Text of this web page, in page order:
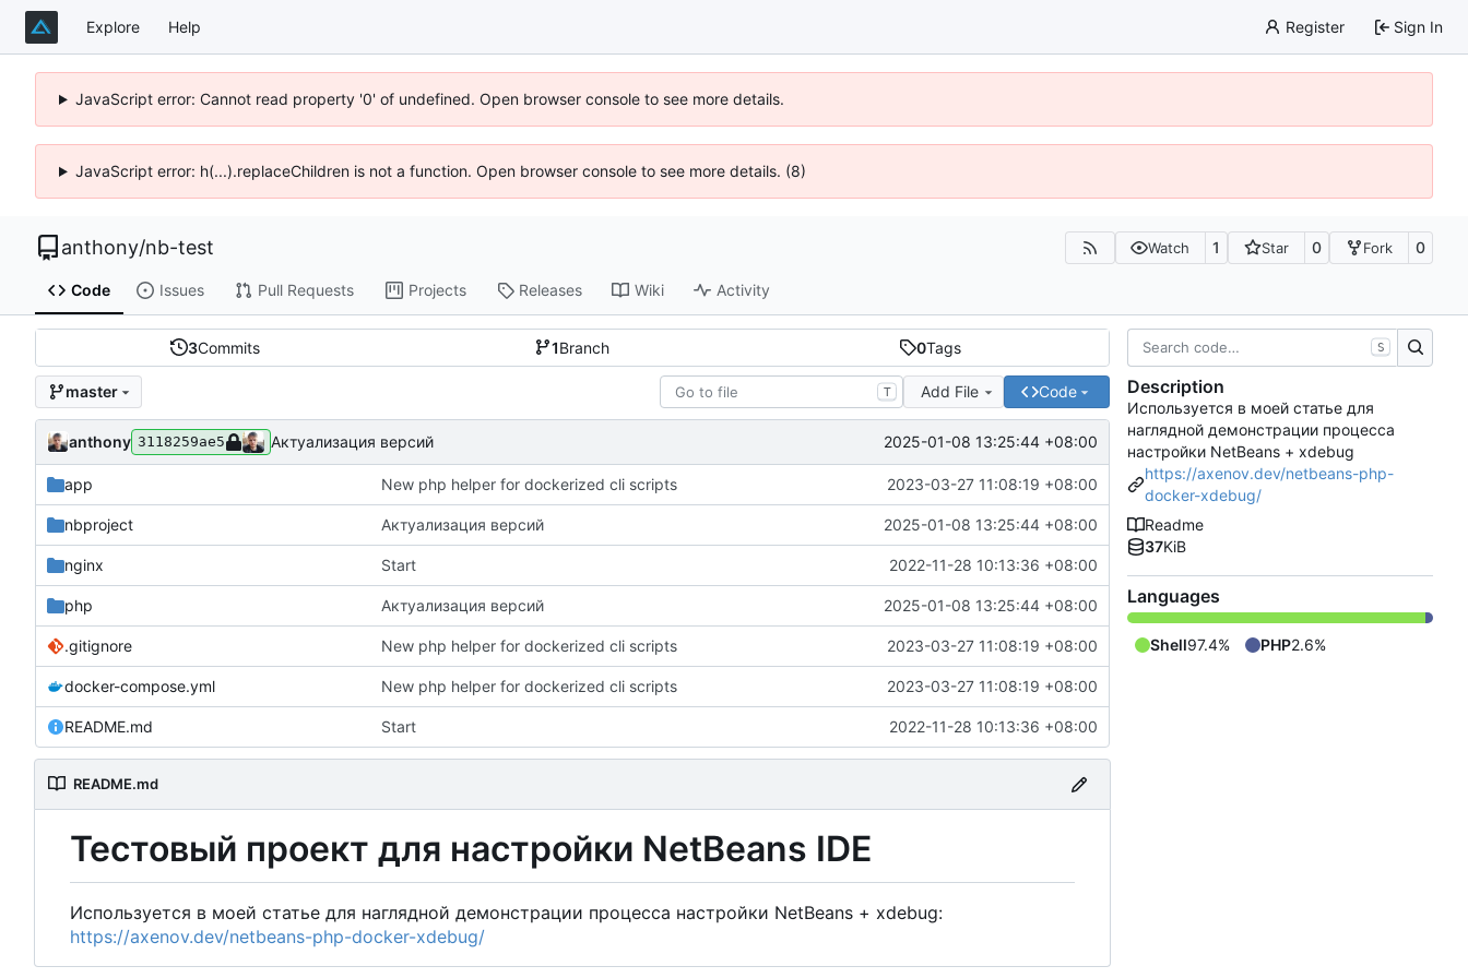
Explore Help Register Sign In
JavaScript error: Cannot read property '0' of undefined. Open browser console to see more details.
JavaScript error: h(...).replaceChildren is not a function. Open browser console to see more details. (8)
anthony/nb-test Watch 1 Star 0 Fork 0
Code Issues Pull Requests Projects Releases Wiki Activity
3Commits 1Branch 0Tags
master T Add File Code
anthony 3118259ae5 Актуализация версий 2025-01-08 13:25:44 +08:00
app New php helper for dockerized cli scripts 2023-03-27 11:08:19 +08:00
nbproject Актуализация версий 2025-01-08 13:25:44 +08:00
nginx Start 2022-11-28 10:13:36 +08:00
php Актуализация версий 2025-01-08 13:25:44 +08:00
.gitignore New php helper for dockerized cli scripts 2023-03-27 11:08:19 +08:00
docker-compose.yml New php helper for dockerized cli scripts 2023-03-27 11:08:19 +08:00
README.md Start 2022-11-28 10:13:36 +08:00
README.md
Тестовый проект для настройки NetBeans IDE
Используется в моей статье для наглядной демонстрации процесса настройки NetBeans + xdebug:
https://axenov.dev/netbeans-php-docker-xdebug/
S
Description
Используется в моей статье для
наглядной демонстрации процесса
настройки NetBeans + xdebug
https://axenov.dev/netbeans-php-
docker-xdebug/
Readme
37KiB
Languages
Shell97.4% PHP2.6%